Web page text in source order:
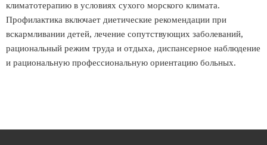
климатотерапию в условиях сухого морского климата.
Профилактика включает диетические рекомендации при
вскармливании детей, лечение сопутствующих заболеваний,
рациональный режим труда и отдыха, диспансерное наблюдение
и рациональную профессиональную ориентацию больных.